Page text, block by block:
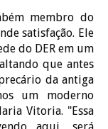
membro do
satisfação. Ele
do DER em um
que antes
da antiga
um moderno
Vitoria. "Essa